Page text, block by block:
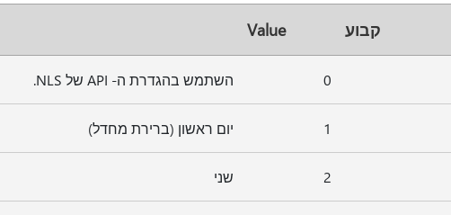
קבוע Value
0 השתמש בהגדרת ה- API של NLS.
1 יום ראשון (ברירת מחדל)
2 שני